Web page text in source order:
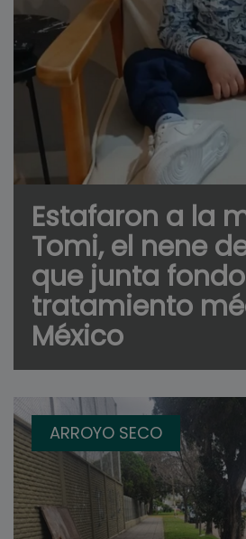
Estafaron a la
Tomi, el nene
que junta
tratamiento
México
ARROYO SECO